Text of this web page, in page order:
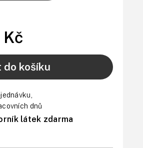
Kč
do košíku
dnů
látek zdarma